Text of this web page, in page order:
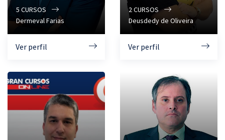
5 CURSOS
Dermeval Farias
Ver perfil
2CURSOS
Deusdedy de Oliveira
Ver perfil